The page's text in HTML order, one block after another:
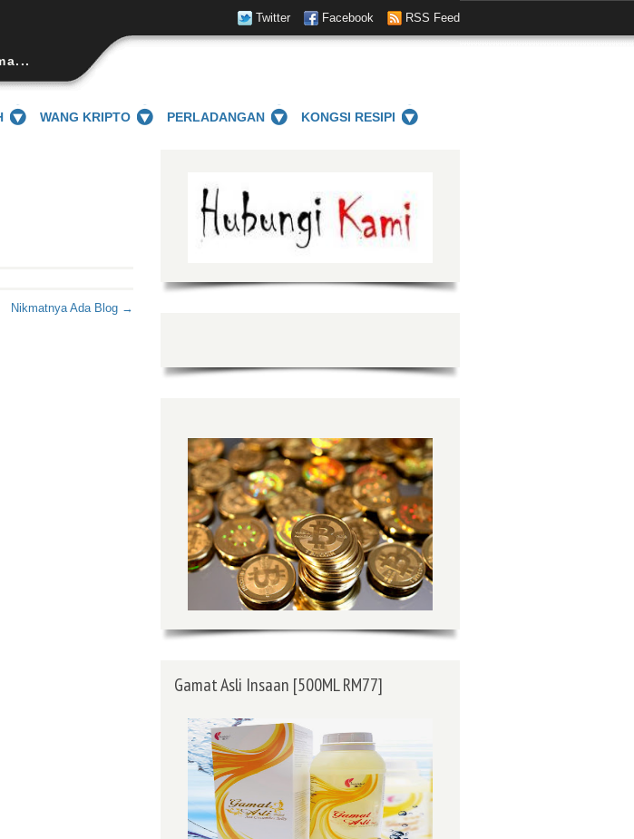
Twitter Facebook RSS Feed
WANG KRIPTO PERLADANGAN KONGSI RESIPI
Nikmatnya Ada Blog →
Gamat Asli Insaan [500ML RM77]